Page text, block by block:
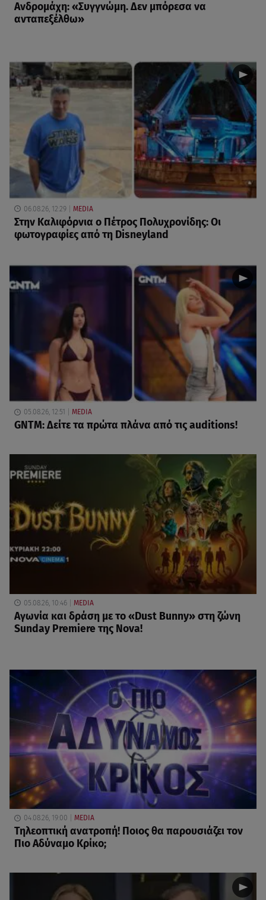
Ανδρομάχη: «Συγγνώμη. Δεν μπόρεσα να
ανταπεξέλθω»
06.08.26, 12:29 MEDIA
Στην Καλιφόρνια ο Πέτρος Πολυχρονίδης: Οι
φωτογραφίες από τη Disneyland
05.08.26, 12:51 MEDIA
GNTM: Δείτε τα πρώτα πλάνα από τις auditions!
05.08.26, 10:46 MEDIA
Αγωνία και δράση με το «Dust Bunny» στη ζώνη
Sunday Premiere της Nova!
04.08.26, 19:00 MEDIA
Τηλεοπτική ανατροπή! Ποιος θα παρουσιάζει τον
Πιο Αδύναμο Κρίκο;